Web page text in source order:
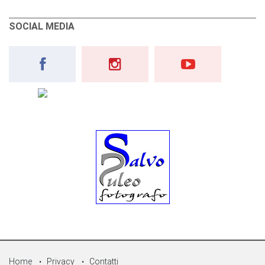
SOCIAL MEDIA
Home Privacy Contatti